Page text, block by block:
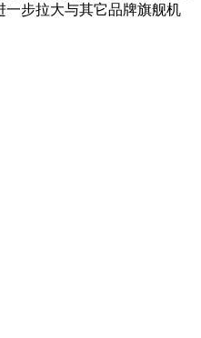
一步拉大与其它品牌旗舰机